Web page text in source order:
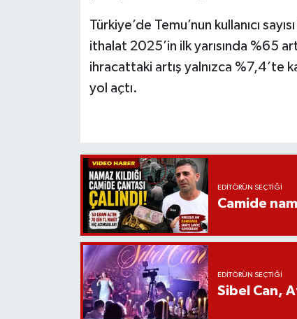
Türkiye’de Temu’nun kullanıcı
ithalat 2025’in ilk yarısında %65
ihracattaki artış yalnızca %7,4’te
yol açtı.
EDITÖRÜN SEÇTIĞI
Camide
EDITÖRÜN SEÇTIĞI
Sibel Can,